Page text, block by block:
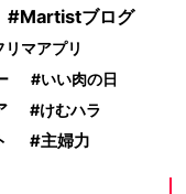
Martistブログ
リマアプリ
いい肉の日
けむハラ
主婦力